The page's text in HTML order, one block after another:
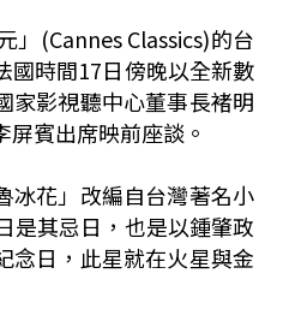
」(Cannes Classics)的台
國時間17日傍晚以全新數
家影視聽中心董事長褚明
賓出席映前座談。
冰花」改編自台灣著名小
是其忌日，也是以鍾肇政
念日，此星就在火星與金